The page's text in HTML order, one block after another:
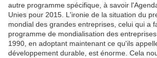
autre programme spécifique, à savoir
Unies pour 2015. L'ironie de la situation du
mondial des grandes entreprises, celui qui a
programme de mondialisation des
1990, en adoptant maintenant ce qu'ils
développement durable, est énorme. Cela